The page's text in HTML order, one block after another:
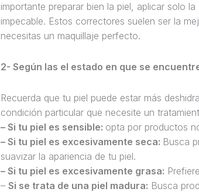
importante preparar bien la piel, aplicar solo
impecable. Estos correctores suelen ser la
necesitas un maquillaje perfecto.
2- Según las el estado en que se
Recuerda que tu piel puede estar más
condición particular que necesite un
– Si tu piel es sensible: opta por productos
– Si tu piel es excesivamente seca: Busca
suavizar la apariencia de tu piel.
– Si tu piel es excesivamente grasa:
– Si se trata de una piel madura: Busca